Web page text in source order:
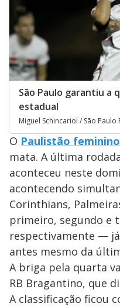
São Paulo garantiu a
estadual
Miguel Schincariol / São Paulo
O Paulistão
mata. A última
aconteceu neste
acontecendo
Corinthians,
primeiro, segundo e
respectivamente —
antes mesmo da
A briga pela quarta
RB Bragantino, que
A classificação ficou